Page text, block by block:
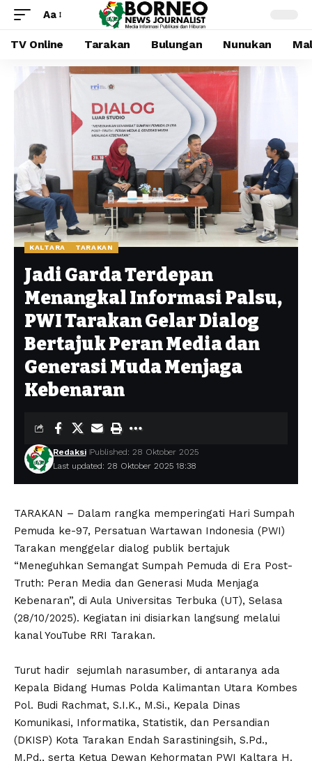
Aa
TV Online Tarakan Bulungan Nunukan
KALTARA TARAKAN
Jadi Garda Terdepan
Menangkal Informasi Palsu,
PWI Tarakan Gelar Dialog
Bertajuk Peran Media dan
Generasi Muda Menjaga
Kebenaran
Last updated: 28 Oktober 2025 18:38
Redaksi Published: 28 Oktober 2025
TARAKAN – Dalam rangka memperingati Hari Sumpah
Pemuda ke-97, Persatuan Wartawan Indonesia (PWI)
Tarakan menggelar dialog publik bertajuk
“Meneguhkan Semangat Sumpah Pemuda di Era Post-
Truth: Peran Media dan Generasi Muda Menjaga
Kebenaran”, di Aula Universitas Terbuka (UT), Selasa
(28/10/2025). Kegiatan ini disiarkan langsung melalui
kanal YouTube RRI Tarakan.
Turut hadir sejumlah narasumber, di antaranya ada
Kepala Bidang Humas Polda Kalimantan Utara Kombes
Pol. Budi Rachmat, S.I.K., M.Si., Kepala Dinas
Komunikasi, Informatika, Statistik, dan Persandian
(DKISP) Kota Tarakan Endah Sarastiningsih, S.Pd.,
M.Pd., serta Ketua Dewan Kehormatan PWI Kaltara H.